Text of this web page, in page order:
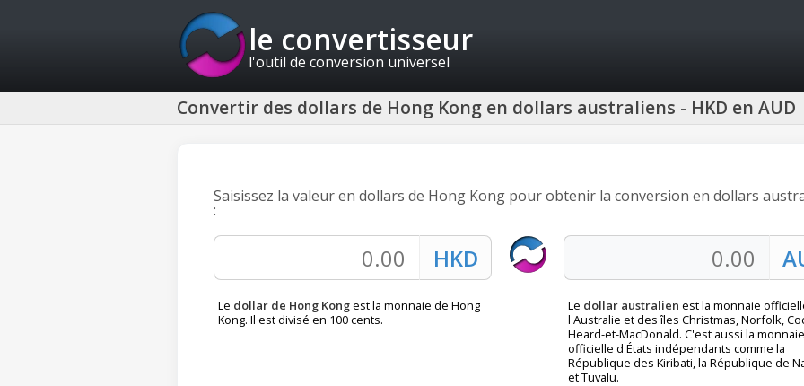
le convertisseur
l'outil de conversion universel
Convertir des dollars de Hong Kong en dollars australiens - HKD en AUD
Saisissez la valeur en dollars de Hong Kong pour obtenir la conversion en dollars
:
Le dollar de Hong Kongest la monnaie de Hong
Kong. Il est divisé en 100 cents.
Le dollar australien est la monnaie
l'Australie et des îles Christmas, Norfolk,
Heard-et-MacDonald. C'est aussi la monnaie
officielle d'États indépendants comme la
République des Kiribati, la République de
et Tuvalu.